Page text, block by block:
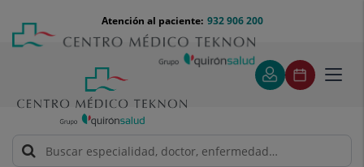
contenido
Menú
teléfono
cabecera
932 906 200
Atención al paciente: